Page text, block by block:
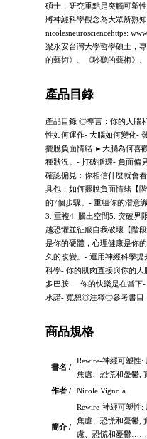
碩士，研究重點是突觸可塑
將神經科學觀念為大眾所熟
nicolesneurosciencehttps:
梁永安台灣大學哲學碩士，
的藝術》、《聆聽的藝術》
產品目錄
產品目錄 ◎導言：你的大腦
性如何運作- 大腦如何變化-
擺脫負面情緒 ►大腦為何喜
種狀況。- 打破循環- 負面偏
確認偏見︰你相信什麼就會
具包：如何擺脫負面情緒【
的7個步驟。- 重組你的潛意
3. 重複4. 騰出空間5. 突破界
越恐懼並征服自我破壞【階
是你的硬體，心理健康是你
久的改變。- 運用神經科學
科學- 你的肌肉直接與你的
多巴胺──你的快樂是在當下
承諾- 寬恕◎注釋◎參考書目
商品規格
書名 /
Rewire-神經可塑性:
焦慮、恐慌和憂鬱,
作者 /
Nicole Vignola
簡介 /
Rewire-神經可塑性:
焦慮、恐慌和憂鬱,
慮、恐慌和憂鬱……